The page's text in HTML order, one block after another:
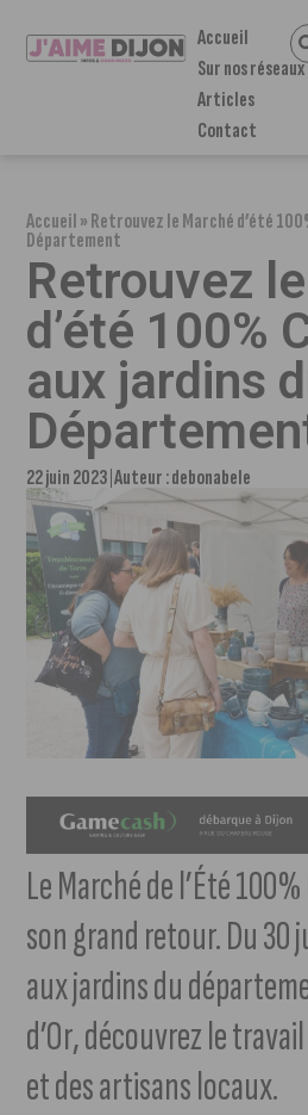
Accueil
Sur nos réseaux
Articles
Contact
Accueil»Retrouvez le Marché d’été
Département
Retrouvez
d’été 100%
aux jardins
22 juin 2023 Auteur :debonabele
Le Marché de l’Été
son grand retour. Du 30
aux jardins du
d’Or, découvrez le
et des artisans locaux.